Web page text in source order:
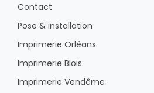
Contact
Pose & installation
Imprimerie Orléans
Imprimerie Blois
Imprimerie Vendôme